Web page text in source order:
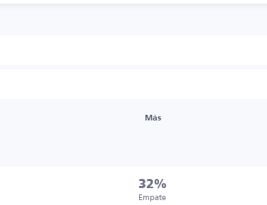
Más
32%
Empate